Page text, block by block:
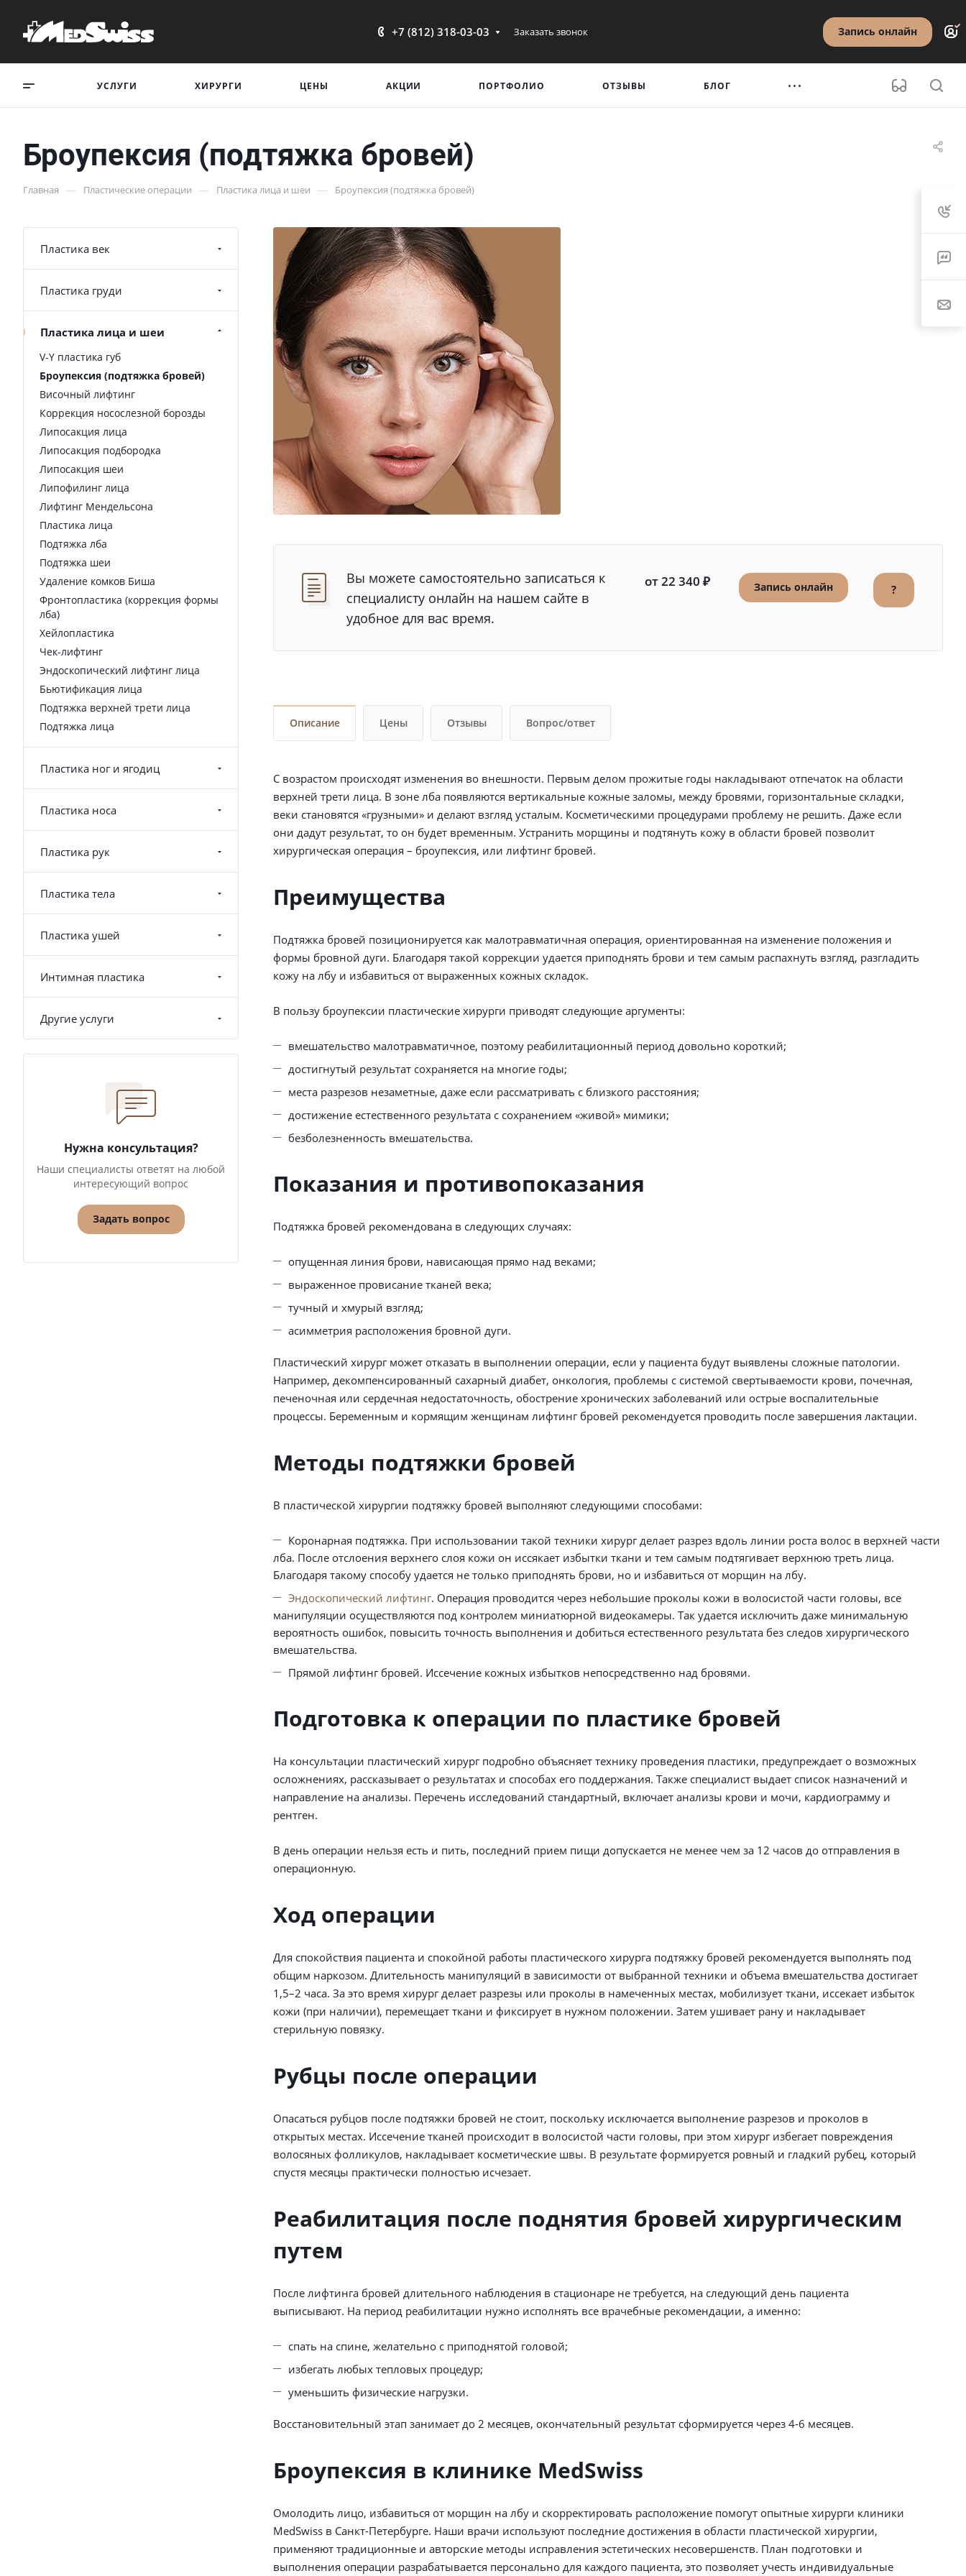
+7 (812) 318-03-03 Заказать звонок Запись онлайн
УСЛУГИ ХИРУРГИ ЦЕНЫ АКЦИИ ПОРТФОЛИО ОТЗЫВЫ БЛОГ
Броупексия (подтяжка бровей)
Главная — Пластические операции — Пластика лица и шеи — Броупексия (подтяжка бровей)
Вы можете самостоятельно записаться к
специалисту онлайн на нашем сайте в
удобное для вас время.
от 22 340 ₽ Запись онлайн ?
Описание Цены Отзывы Вопрос/ответ
С возрастом происходят изменения во внешности. Первым делом прожитые годы накладывают отпечаток на области
верхней трети лица. В зоне лба появляются вертикальные кожные заломы, между бровями, горизонтальные складки,
веки становятся «грузными» и делают взгляд усталым. Косметическими процедурами проблему не решить. Даже если
они дадут результат, то он будет временным. Устранить морщины и подтянуть кожу в области бровей позволит
хирургическая операция – броупексия, или лифтинг бровей.
Преимущества
Подтяжка бровей позиционируется как малотравматичная операция, ориентированная на изменение положения и
формы бровной дуги. Благодаря такой коррекции удается приподнять брови и тем самым распахнуть взгляд, разгладить
кожу на лбу и избавиться от выраженных кожных складок.
В пользу броупексии пластические хирурги приводят следующие аргументы:
вмешательство малотравматичное, поэтому реабилитационный период довольно короткий;
достигнутый результат сохраняется на многие годы;
места разрезов незаметные, даже если рассматривать с близкого расстояния;
достижение естественного результата с сохранением «живой» мимики;
безболезненность вмешательства.
Показания и противопоказания
Подтяжка бровей рекомендована в следующих случаях:
опущенная линия брови, нависающая прямо над веками;
выраженное провисание тканей века;
тучный и хмурый взгляд;
асимметрия расположения бровной дуги.
Пластический хирург может отказать в выполнении операции, если у пациента будут выявлены сложные патологии.
Например, декомпенсированный сахарный диабет, онкология, проблемы с системой свертываемости крови, почечная,
печеночная или сердечная недостаточность, обострение хронических заболеваний или острые воспалительные
процессы. Беременным и кормящим женщинам лифтинг бровей рекомендуется проводить после завершения лактации.
Методы подтяжки бровей
В пластической хирургии подтяжку бровей выполняют следующими способами:
Коронарная подтяжка. При использовании такой техники хирург делает разрез вдоль линии роста волос в верхней части
лба. После отслоения верхнего слоя кожи он иссякает избытки ткани и тем самым подтягивает верхнюю треть лица.
Благодаря такому способу удается не только приподнять брови, но и избавиться от морщин на лбу.
Эндоскопический лифтинг. Операция проводится через небольшие проколы кожи в волосистой части головы, все
манипуляции осуществляются под контролем миниатюрной видеокамеры. Так удается исключить даже минимальную
вероятность ошибок, повысить точность выполнения и добиться естественного результата без следов хирургического
вмешательства.
Прямой лифтинг бровей. Иссечение кожных избытков непосредственно над бровями.
Подготовка к операции по пластике бровей
На консультации пластический хирург подробно объясняет технику проведения пластики, предупреждает о возможных
осложнениях, рассказывает о результатах и способах его поддержания. Также специалист выдает список назначений и
направление на анализы. Перечень исследований стандартный, включает анализы крови и мочи, кардиограмму и
рентген.
В день операции нельзя есть и пить, последний прием пищи допускается не менее чем за 12 часов до отправления в
операционную.
Ход операции
Для спокойствия пациента и спокойной работы пластического хирурга подтяжку бровей рекомендуется выполнять под
общим наркозом. Длительность манипуляций в зависимости от выбранной техники и объема вмешательства достигает
1,5–2 часа. За это время хирург делает разрезы или проколы в намеченных местах, мобилизует ткани, иссекает избыток
кожи (при наличии), перемещает ткани и фиксирует в нужном положении. Затем ушивает рану и накладывает
стерильную повязку.
Рубцы после операции
Опасаться рубцов после подтяжки бровей не стоит, поскольку исключается выполнение разрезов и проколов в
открытых местах. Иссечение тканей происходит в волосистой части головы, при этом хирург избегает повреждения
волосяных фолликулов, накладывает косметические швы. В результате формируется ровный и гладкий рубец, который
спустя месяцы практически полностью исчезает.
Реабилитация после поднятия бровей хирургическим
путем
После лифтинга бровей длительного наблюдения в стационаре не требуется, на следующий день пациента
выписывают. На период реабилитации нужно исполнять все врачебные рекомендации, а именно:
спать на спине, желательно с приподнятой головой;
избегать любых тепловых процедур;
уменьшить физические нагрузки.
Восстановительный этап занимает до 2 месяцев, окончательный результат сформируется через 4-6 месяцев.
Броупексия в клинике MedSwiss
Омолодить лицо, избавиться от морщин на лбу и скорректировать расположение помогут опытные хирурги клиники
MedSwiss в Санкт-Петербурге. Наши врачи используют последние достижения в области пластической хирургии,
применяют традиционные и авторские методы исправления эстетических несовершенств. План подготовки и
выполнения операции разрабатывается персонально для каждого пациента, это позволяет учесть индивидуальные
Пластика век
Пластика груди
Пластика лица и шеи
V-Y пластика губ
Броупексия (подтяжка бровей)
Височный лифтинг
Коррекция носослезной борозды
Липосакция лица
Липосакция подбородка
Липосакция шеи
Липофилинг лица
Лифтинг Мендельсона
Пластика лица
Подтяжка лба
Подтяжка шеи
Удаление комков Биша
Фронтопластика (коррекция формы
лба)
Хейлопластика
Чек-лифтинг
Эндоскопический лифтинг лица
Бьютификация лица
Подтяжка верхней трети лица
Подтяжка лица
Пластика ног и ягодиц
Пластика носа
Пластика рук
Пластика тела
Пластика ушей
Интимная пластика
Другие услуги
Нужна консультация?
Наши специалисты ответят на любой
интересующий вопрос
Задать вопрос